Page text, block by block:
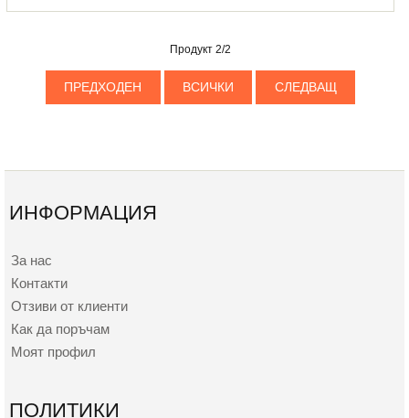
Продукт 2/2
ПРЕДХОДЕН ВСИЧКИ СЛЕДВАЩ
ИНФОРМАЦИЯ
За нас
Контакти
Отзиви от клиенти
Как да поръчам
Моят профил
ПОЛИТИКИ